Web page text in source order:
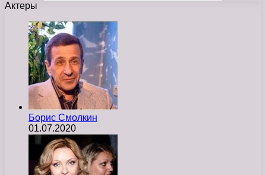
Актеры
Борис Смолкин
01.07.2020